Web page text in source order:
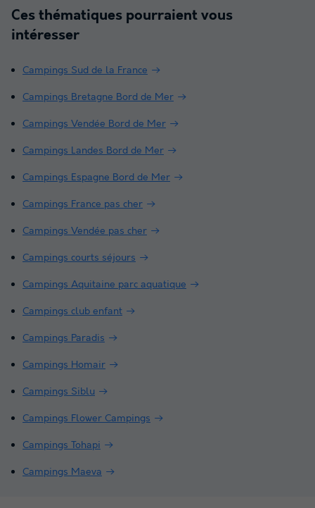
Ces thématiques pourraient vous
intéresser
Campings Sud de la France
Campings Bretagne Bord de Mer
Campings Vendée Bord de Mer
Campings Landes Bord de Mer
Campings Espagne Bord de Mer
Campings France pas cher
Campings Vendée pas cher
Campings courts séjours
Campings Aquitaine parc aquatique
Campings club enfant
Campings Paradis
Campings Homair
Campings Siblu
Campings Flower Campings
Campings Tohapi
Campings Maeva